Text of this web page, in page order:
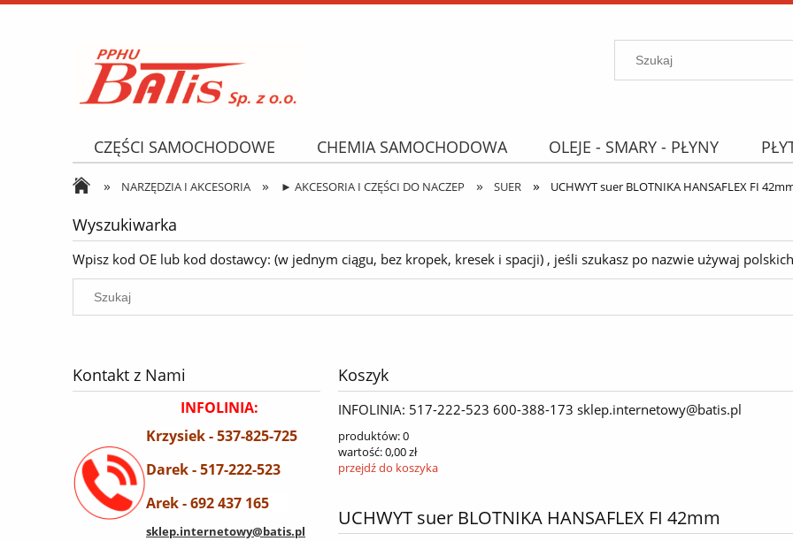
CZĘŚCI SAMOCHODOWE CHEMIA SAMOCHODOWA OLEJE - SMARY - PŁYNY
NARZĘDZIA I AKCESORIA
OPONY PROMOCJE WYPRZEDAŻ Wyszukiwarka
» NARZĘDZIA I AKCESORIA » ► AKCESORIA I CZĘŚCI DO NACZEP » SUER » UCHWYT suer BLOTNIKA HANSAFLEX FI
Wyszukiwarka
Wpisz kod OE lub kod dostawcy: (w jednym ciągu, bez kropek, kresek i spacji) , jeśli szukasz po nazwie używaj
Kontakt z Nami
INFOLINIA:
Krzysiek - 537-825-725
Darek - 517-222-523
Arek - 692 437 165
sklep.internetowy@batis.pl
Koszyk
INFOLINIA: 517-222-523 600-388-173 sklep.internetowy@batis.pl
produktów:0
wartość:0,00 zł
przejdź do koszyka
UCHWYT suer BLOTNIKA HANSAFLEX FI 42mm